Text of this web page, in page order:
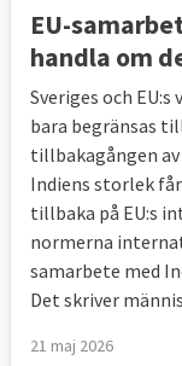
EU-
handla om
Sveriges och
bara begränsas
tillbakagången
Indiens storlek
tillbaka på EU:s
normerna
samarbete med
Det skriver
21 maj 2026